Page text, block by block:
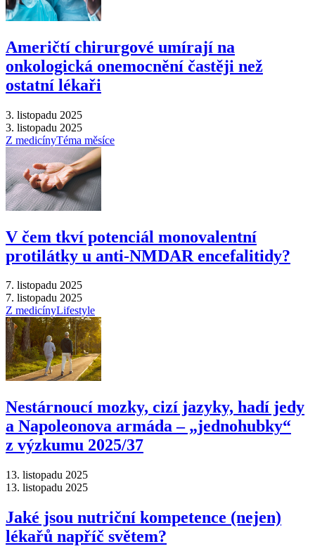
Američtí chirurgové umírají na
onkologická onemocnění častěji než
ostatní lékaři
3. listopadu 2025
3. listopadu 2025
Z medicínyTéma měsíce
V čem tkví potenciál monovalentní
protilátky u anti-NMDAR encefalitidy?
7. listopadu 2025
7. listopadu 2025
Z medicínyLifestyle
Nestárnoucí mozky, cizí jazyky, hadí jedy
a Napoleonova armáda –⁠ „jednohubky“
z výzkumu 2025/37
13. listopadu 2025
13. listopadu 2025
Jaké jsou nutriční kompetence (nejen)
lékařů napříč světem?